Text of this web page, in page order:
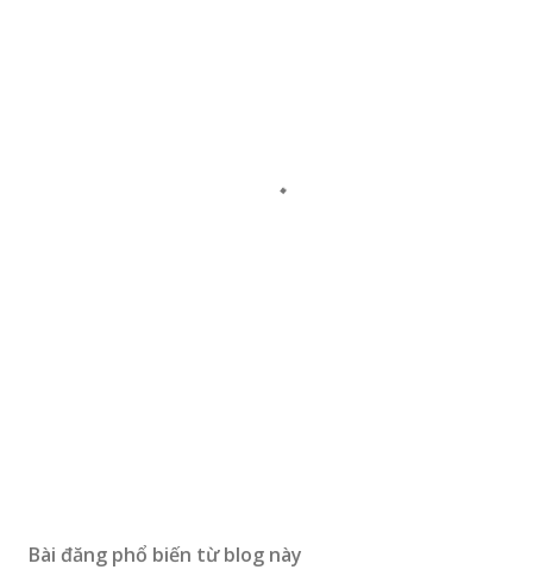
Bài đăng phổ biến từ blog này